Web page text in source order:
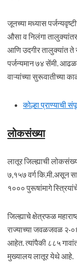
जूनच्या मध्यास
औसा व निलंगा
आणि उदगीर तालुक्यांत ते
पर्जन्यमान ७४ सेंमी.
वाऱ्यांच्या सुरूवातीच्या
कोल्हा प्राण्याची
लोकसंख्या
लातूर जिल्ह्याची
७,१५७ वर्ग कि.मी.असून
१००० पुरूषांमागे
जिल्ह्याचे क्षेत्रफळ
राज्याच्या जवळजवळ
आहेत. त्यांपैकी ८८५
मुख्यालय लातूर येथे आहे.